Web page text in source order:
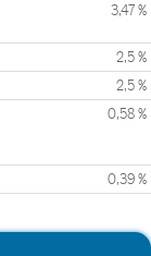
3,47 %
2,5 %
2,5 %
0,58 %
0,39 %